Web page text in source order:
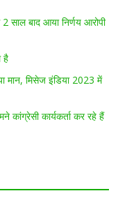
साल बाद आया निर्णय आरोपी
है
मान, मिसेज इंडिया 2023 में
कार्यकर्ता कर रहे हैं